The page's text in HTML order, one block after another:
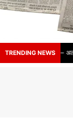
TRENDING NEWS
का नाम – अलर्ट भारत